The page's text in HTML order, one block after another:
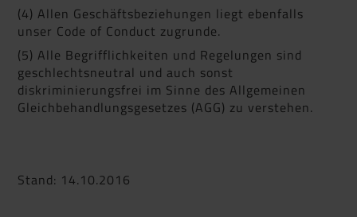
(4) Allen Geschäftsbeziehungen liegt ebenfalls
unser Code of Conduct zugrunde.
(5) Alle Begrifflichkeiten und Regelungen sind
geschlechtsneutral und auch sonst
diskriminierungsfrei im Sinne des Allgemeinen
Gleichbehandlungsgesetzes (AGG) zu verstehen.
Stand: 14.10.2016